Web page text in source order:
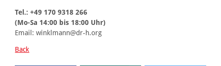
Tel.: +49 170 9318 266
(Mo-Sa 14:00 bis 18:00 Uhr)
Email: winklmann@dr-h.org
Back